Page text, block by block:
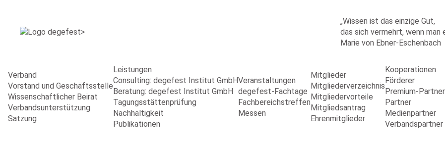
„Wissen ist das einzige Gut,
das sich vermehrt, wenn man
Marie von Ebner-Eschenbach
Verband
Vorstand und Geschäftsstelle
Wissenschaftlicher Beirat
Verbandsunterstützung
Satzung
Leistungen
Consulting: degefest Institut GmbH
Beratung: degefest Institut GmbH
Tagungsstättenprüfung
Nachhaltigkeit
Publikationen
Veranstaltungen
degefest-Fachtage
Fachbereichstreffen
Messen
Mitglieder
Mitgliederverzeichnis
Mitgliedervorteile
Mitgliedsantrag
Ehrenmitglieder
Kooperationen
Förderer
Premium-Partner
Partner
Medienpartner
Verbandspartner